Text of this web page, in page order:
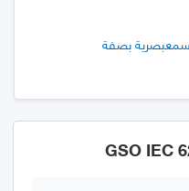
بصفة